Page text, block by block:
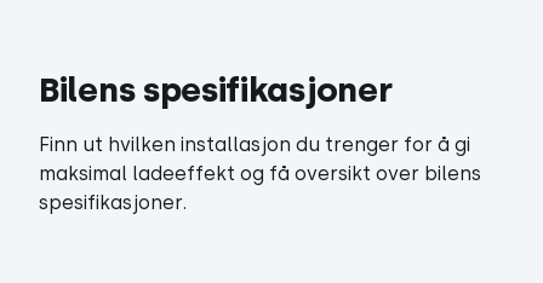
Bilens spesifikasjoner
Finn ut hvilken installasjon du trenger for å gi
maksimal ladeeffekt og få oversikt over bilens
spesifikasjoner.